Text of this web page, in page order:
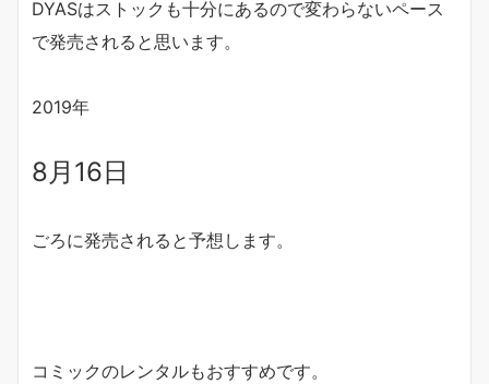
DYASはストックも十分にあるので変わらないペース
で発売されると思います。
2019年
8月16日
ごろに発売されると予想します。
コミックのレンタルもおすすめです。